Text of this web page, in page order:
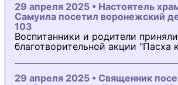
29 апреля 2025 • Настоятель
Самуила посетил воронежский
103
Воспитанники и родители
благотворительной акции "Пасха
29 апреля 2025 • Священник